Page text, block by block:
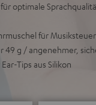
optimale
für
49 g / angenehmer,
Tips aus Silikon